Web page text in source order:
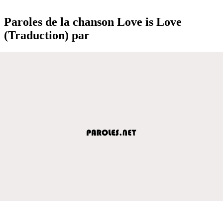
Paroles de la chanson Love is Love
(Traduction) par